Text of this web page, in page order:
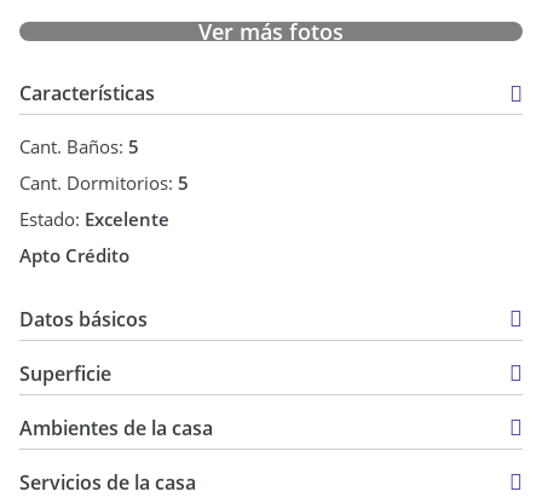
Consta de 1 ambiente amplio abierto con Cocina completa,
amplio con placard, galería, Termo tanque individual
Capacidad para 8 personas cómodas, Baño amplio completo,
termo tanque individual
Ver más fotos
Características
Cant. Baños: 5
Cant. Dormitorios: 5
Estado: Excelente
Apto Crédito
Datos básicos
Venta
USD 450.000
Superficie
Ambientes de la casa
Servicios de la casa